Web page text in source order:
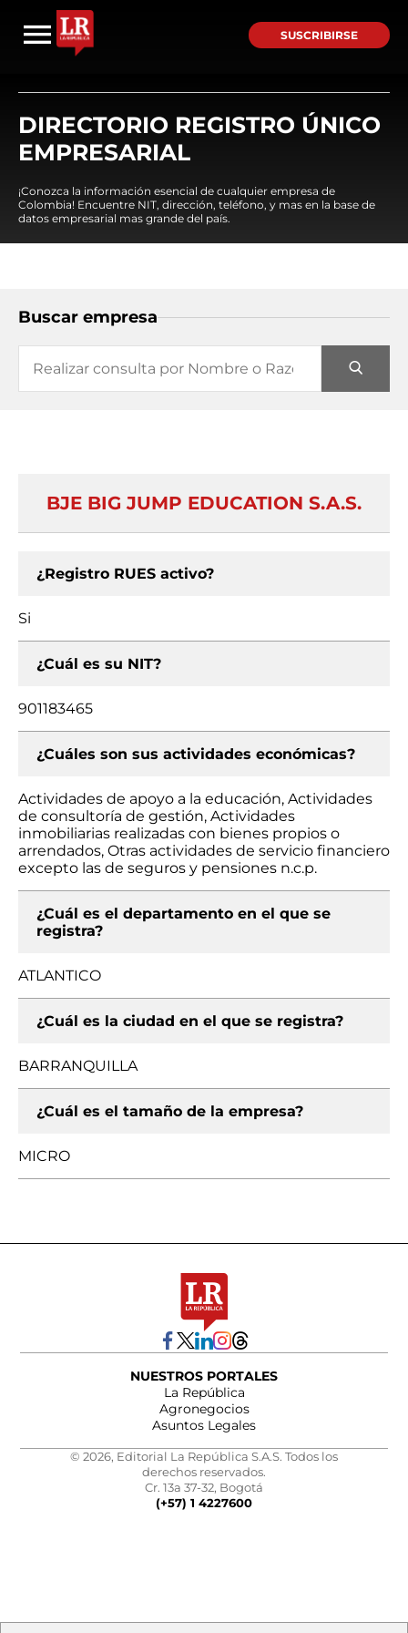
SUSCRIBIRSE
DIRECTORIO REGISTRO ÚNICO
EMPRESARIAL
¡Conozca la información esencial de cualquier empresa de
Colombia! Encuentre NIT, dirección, teléfono, y mas en la base de
datos empresarial mas grande del país.
Buscar empresa
BJE BIG JUMP EDUCATION S.A.S.
¿Registro RUES activo?
Si
¿Cuál es su NIT?
901183465
¿Cuáles son sus actividades económicas?
Actividades de apoyo a la educación, Actividades
de consultoría de gestión, Actividades
inmobiliarias realizadas con bienes propios o
arrendados, Otras actividades de servicio financiero
excepto las de seguros y pensiones n.c.p.
¿Cuál es el departamento en el que se
registra?
ATLANTICO
¿Cuál es la ciudad en el que se registra?
BARRANQUILLA
¿Cuál es el tamaño de la empresa?
MICRO
NUESTROS PORTALES
La República
Agronegocios
Asuntos Legales
© 2026, Editorial La República S.A.S. Todos los
derechos reservados.
Cr. 13a 37-32, Bogotá
(+57) 1 4227600